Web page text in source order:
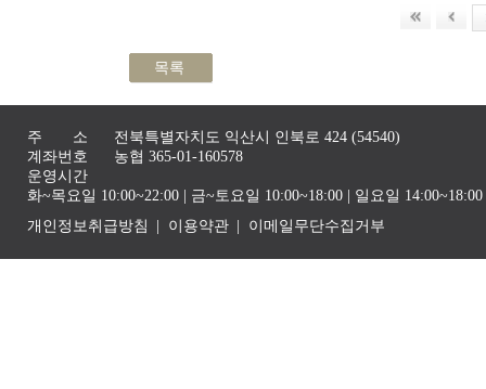
목록
주 소
전북특별자치도 익산시 인북로 424 (54540)
계좌번호
농협 365-01-160578
운영시간
화~목요일 10:00~22:00 | 금~토요일 10:00~18:00 | 일요일
개인정보취급방침
이용약관 이메일무단수집거부